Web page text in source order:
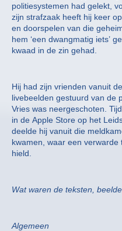
politiesystemen had gelekt,
zijn strafzaak heeft hij keer
en doorspelen van die
hem ‘een dwangmatig iets’
kwaad in de zin gehad.
Hij had zijn vrienden vanuit
livebeelden gestuurd van de
Vries was neergeschoten.
in de Apple Store op het
deelde hij vanuit die
kwamen, waar een
hield.
Wat waren de teksten,
Algemeen